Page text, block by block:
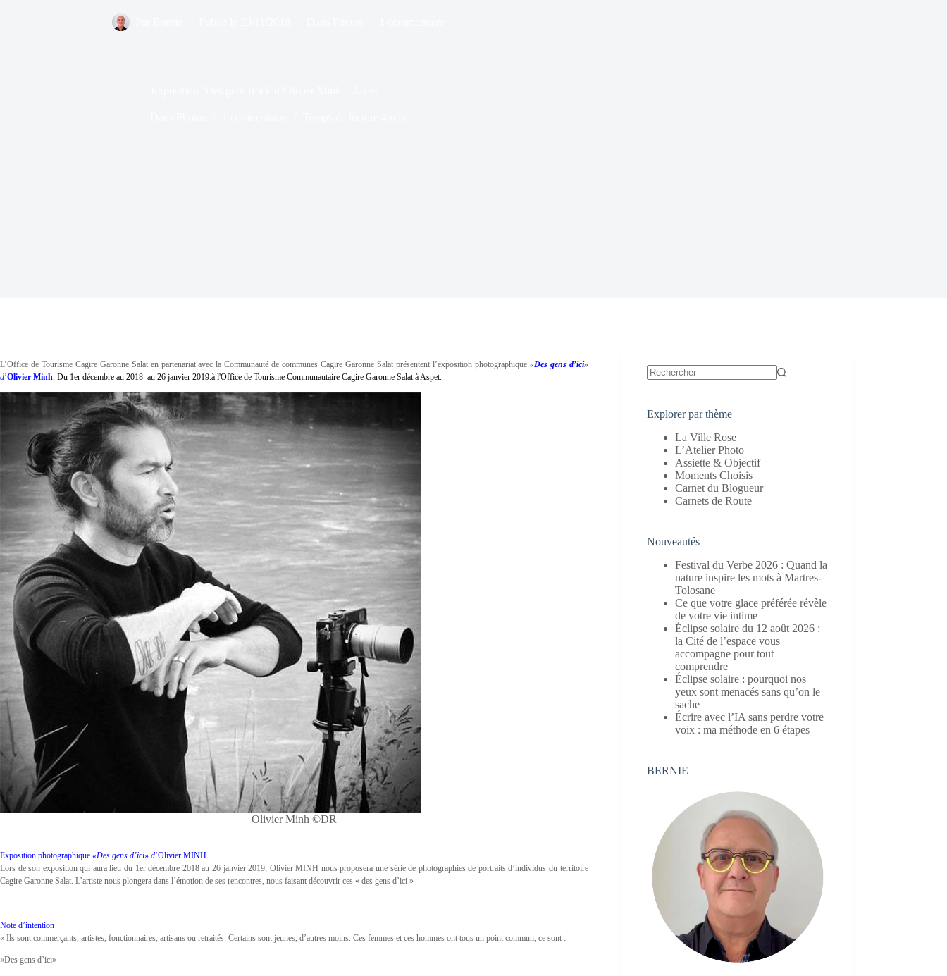
L’Office de Tourisme Cagire Garonne Salat en partenariat avec la Communauté de communes Cagire Garonne Salat présentent l’exposition photographique «Des gens d’ici»
d’Olivier Minh. Du 1er décembre au 2018 au 26 janvier 2019.à l'Office de Tourisme Communautaire Cagire Garonne Salat à Aspet.
Olivier Minh ©DR
Exposition photographique «Des gens d’ici» d’Olivier MINH
Lors de son exposition qui aura lieu du 1er décembre 2018 au 26 janvier 2019, Olivier MINH nous proposera une série de photographies de portraits d’individus du territoire
Cagire Garonne Salat. L’artiste nous plongera dans l’émotion de ses rencontres, nous faisant découvrir ces « des gens d’ici »
Note d’intention
« Ils sont commerçants, artistes, fonctionnaires, artisans ou retraités. Certains sont jeunes, d’autres moins. Ces femmes et ces hommes ont tous un point commun, ce sont :
«Des gens d’ici»
Explorer par thème
La Ville Rose
L’Atelier Photo
Assiette & Objectif
Moments Choisis
Carnet du Blogueur
Carnets de Route
Nouveautés
Festival du Verbe 2026 : Quand la
nature inspire les mots à Martres-
Tolosane
Ce que votre glace préférée révèle
de votre vie intime
Éclipse solaire du 12 août 2026 :
la Cité de l’espace vous
accompagne pour tout
comprendre
Éclipse solaire : pourquoi nos
yeux sont menacés sans qu’on le
sache
Écrire avec l’IA sans perdre votre
voix : ma méthode en 6 étapes
BERNIE